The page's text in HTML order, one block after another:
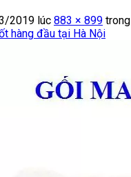
2019 lúc 883 × 899 trong
hàng đầu tại Hà Nội